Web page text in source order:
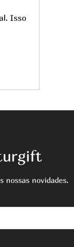
Isso
nossas novidades.